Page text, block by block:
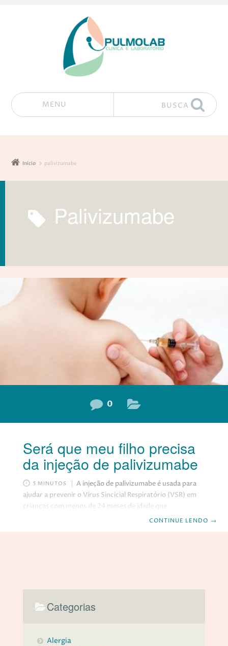
MENU BUSCA
Início palivizumabe
palivizumabe
0
Será que meu filho precisa
da injeção de palivizumabe
5 MINUTOS
A injeção de palivizumabe é usada para
ajudar a prevenir o Vírus Sincicial Respiratório (VSR) em
crianças com menos de 24 meses de idade que
apresentam alto risco de contraí-lo. O VSR é um vírus
CONTINUE LENDO →
Categorias
Alergia